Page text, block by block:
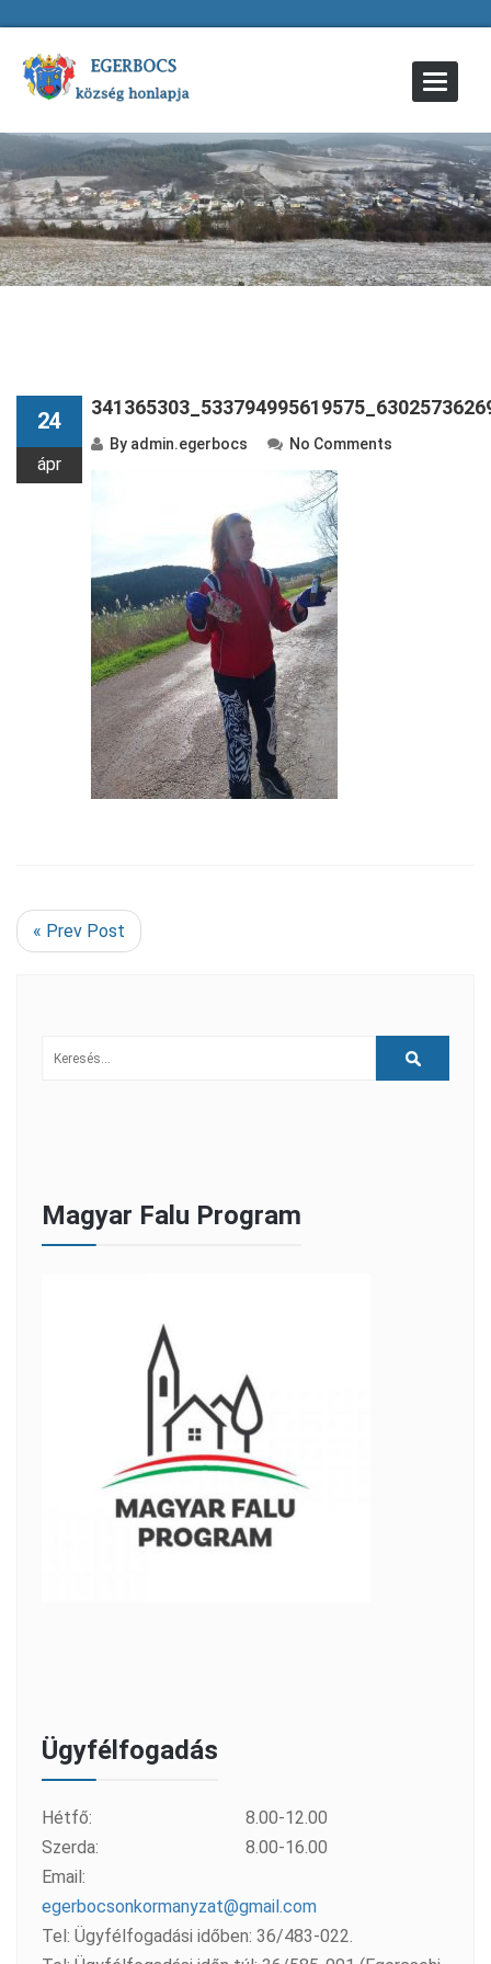
Toggle
24
ápr
By admin.egerbocs No Comments
« Prev Post
Magyar Falu Program
Ügyfélfogadás
Hétfő:
8.00-12.00
Szerda:
8.00-16.00
Email:
egerbocsonkormanyzat@gmail.com
Tel: Ügyfélfogadási időben: 36/483-022.